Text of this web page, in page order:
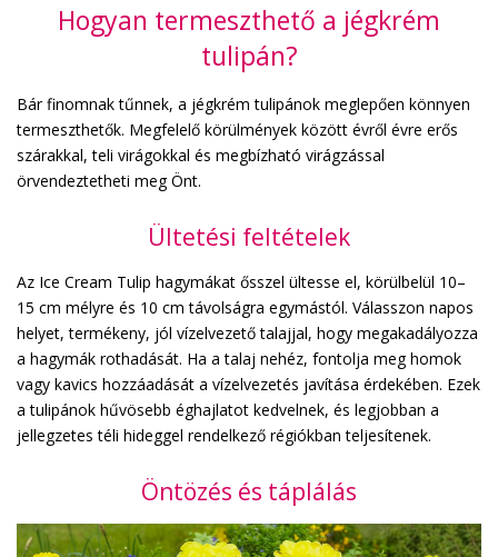
Hogyan termeszthető a jégkrém
tulipán?
Bár finomnak tűnnek, a jégkrém tulipánok meglepően könnyen
termeszthetők. Megfelelő körülmények között évről évre erős
szárakkal, teli virágokkal és megbízható virágzással
örvendeztetheti meg Önt.
Ültetési feltételek
Az Ice Cream Tulip hagymákat ősszel ültesse el, körülbelül 10–
15 cm mélyre és 10 cm távolságra egymástól. Válasszon napos
helyet, termékeny, jól vízelvezető talajjal, hogy megakadályozza
a hagymák rothadását. Ha a talaj nehéz, fontolja meg homok
vagy kavics hozzáadását a vízelvezetés javítása érdekében. Ezek
a tulipánok hűvösebb éghajlatot kedvelnek, és legjobban a
jellegzetes téli hideggel rendelkező régiókban teljesítenek.
Öntözés és táplálás